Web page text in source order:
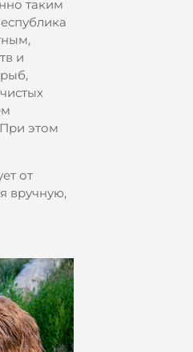
таким
и
этом
от
вручную,